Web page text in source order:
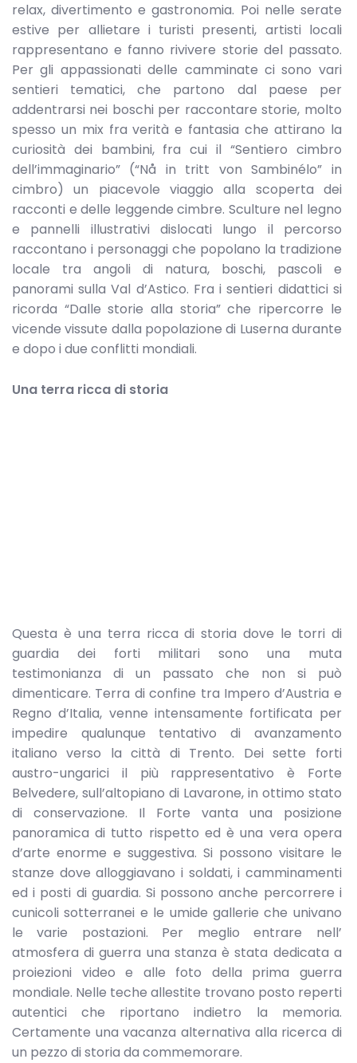
relax, divertimento e gastronomia. Poi nelle serate
estive per allietare i turisti presenti, artisti locali
rappresentano e fanno rivivere storie del passato.
Per gli appassionati delle camminate ci sono vari
sentieri tematici, che partono dal paese per
addentrarsi nei boschi per raccontare storie, molto
spesso un mix fra verità e fantasia che attirano la
curiosità dei bambini, fra cui il “Sentiero cimbro
dell’immaginario” (“Nå in tritt von Sambinélo” in
cimbro) un piacevole viaggio alla scoperta dei
racconti e delle leggende cimbre. Sculture nel legno
e pannelli illustrativi dislocati lungo il percorso
raccontano i personaggi che popolano la tradizione
locale tra angoli di natura, boschi, pascoli e
panorami sulla Val d’Astico. Fra i sentieri didattici si
ricorda “Dalle storie alla storia” che ripercorre le
vicende vissute dalla popolazione di Luserna durante
e dopo i due conflitti mondiali.
Una terra ricca di storia
Questa è una terra ricca di storia dove le torri di
guardia dei forti militari sono una muta
testimonianza di un passato che non si può
dimenticare. Terra di confine tra Impero d’Austria e
Regno d’Italia, venne intensamente fortificata per
impedire qualunque tentativo di avanzamento
italiano verso la città di Trento. Dei sette forti
austro-ungarici il più rappresentativo è Forte
Belvedere, sull’altopiano di Lavarone, in ottimo stato
di conservazione. Il Forte vanta una posizione
panoramica di tutto rispetto ed è una vera opera
d’arte enorme e suggestiva. Si possono visitare le
stanze dove alloggiavano i soldati, i camminamenti
ed i posti di guardia. Si possono anche percorrere i
cunicoli sotterranei e le umide gallerie che univano
le varie postazioni. Per meglio entrare nell’
atmosfera di guerra una stanza è stata dedicata a
proiezioni video e alle foto della prima guerra
mondiale. Nelle teche allestite trovano posto reperti
autentici che riportano indietro la memoria.
Certamente una vacanza alternativa alla ricerca di
un pezzo di storia da commemorare.